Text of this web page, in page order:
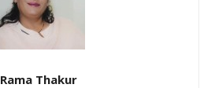
Rama Thakur